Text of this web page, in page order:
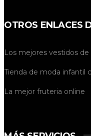
OTROS ENLACES
Los mejores vestidos de
Tienda de moda infantil
La mejor fruteria online